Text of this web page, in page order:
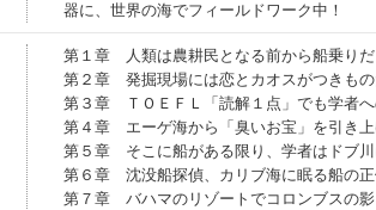
器に、世界の海でフィールドワーク中！
第１章 人類は農耕民となる前から船乗りだ
第２章 発掘現場には恋とカオスがつきも
第３章 ＴＯＥＦＬ「読解１点」でも学者
第４章 エーゲ海から「臭いお宝」を引き上
第５章 そこに船がある限り、学者はドブ川
第６章 沈没船探偵、カリブ海に眠る船の
第７章 バハマのリゾートでコロンブスの